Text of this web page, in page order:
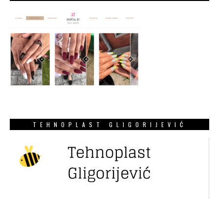
TEHNOPLAST GLIGORIJEVIĆ